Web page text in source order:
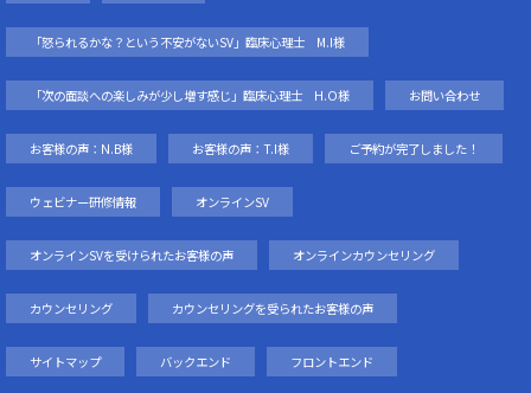
「怒られるかな？という不安がないSV」臨床心理士 M.I様
「次の面談への楽しみが少し増す感じ」臨床心理士 H.O様 お問い合わせ
お客様の声：N.B様 お客様の声：T.I様 ご予約が完了しました！
ウェビナー研修情報 オンラインSV
オンラインSVを受けられたお客様の声 オンラインカウンセリング
カウンセリング カウンセリングを受られたお客様の声
サイトマップ バックエンド フロントエンド